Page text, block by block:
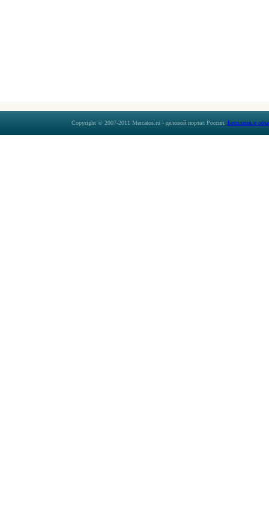
Copyright © 2007-2011 Mercatos.ru - деловой портал России. Бесплатные